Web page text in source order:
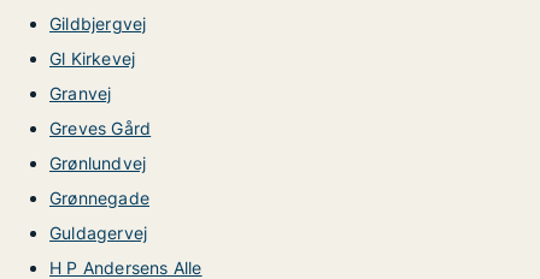
Gildbjergvej
Gl Kirkevej
Granvej
Greves Gård
Grønlundvej
Grønnegade
Guldagervej
H P Andersens Alle